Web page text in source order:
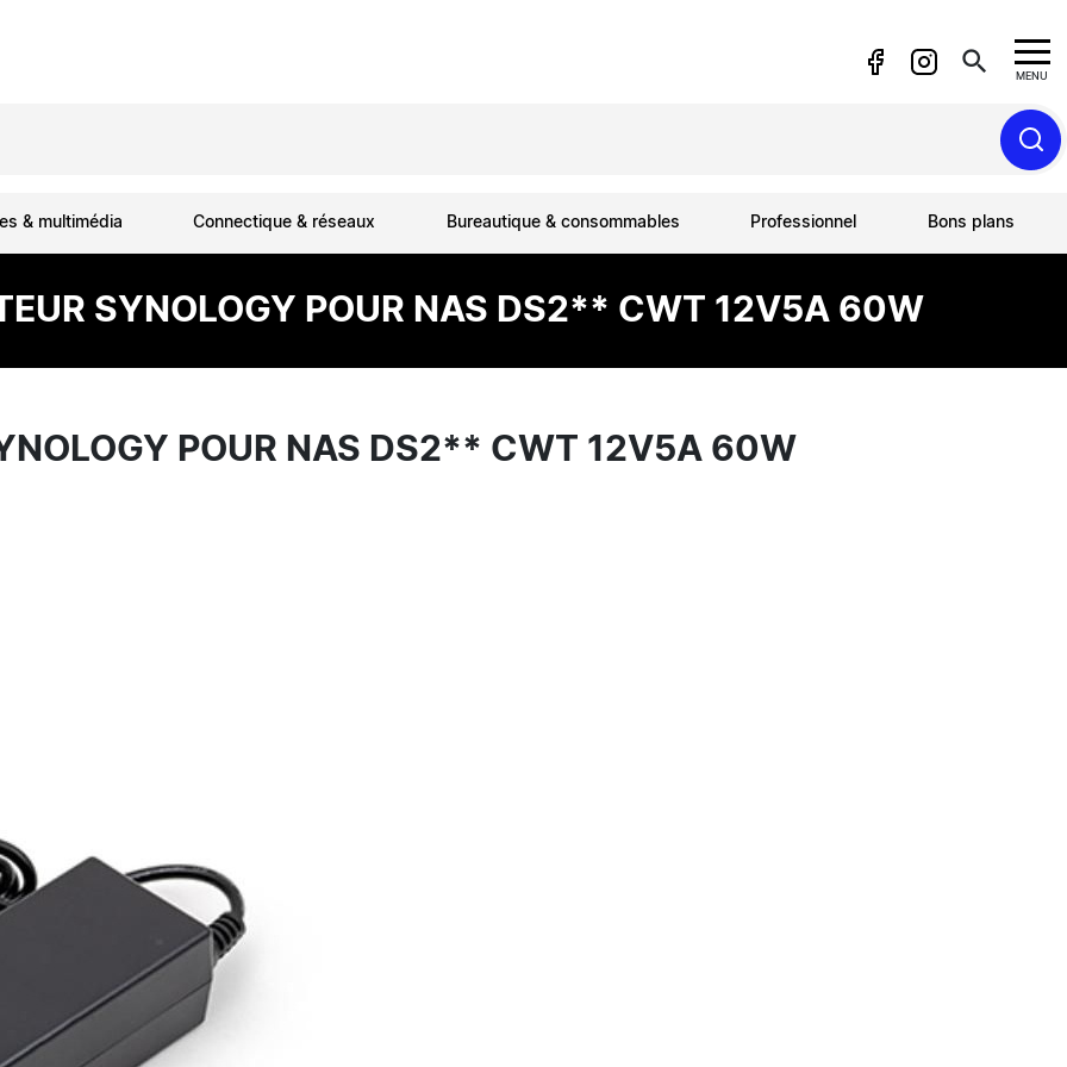
search MENU
& multimédia Connectique & réseaux Bureautique & consommables Professionnel Bons plans
SYNOLOGY POUR NAS DS2** CWT 12V5A 60W
POUR NAS DS2** CWT 12V5A 60W